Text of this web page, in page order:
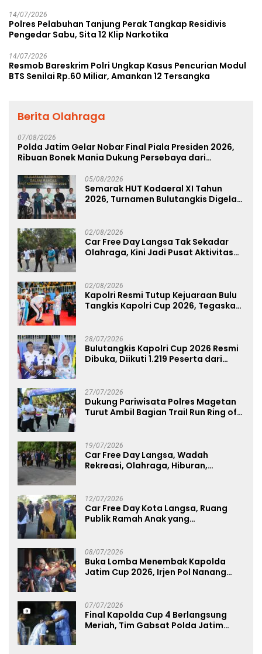
14/07/2026
Polres Pelabuhan Tanjung Perak Tangkap Residivis
Pengedar Sabu, Sita 12 Klip Narkotika
14/07/2026
Resmob Bareskrim Polri Ungkap Kasus Pencurian Modul
BTS Senilai Rp.60 Miliar, Amankan 12 Tersangka
Berita Olahraga
07/08/2026
Polda Jatim Gelar Nobar Final Piala Presiden 2026,
Ribuan Bonek Mania Dukung Persebaya dari
05/08/2026
Semarak HUT Kodaeral XI Tahun
2026, Turnamen Bulutangkis Digelar
02/08/2026
Car Free Day Langsa Tak Sekadar
Olahraga, Kini Jadi Pusat Aktivitas
02/08/2026
Kapolri Resmi Tutup Kejuaraan Bulu
Tangkis Kapolri Cup 2026, Tegaskan
28/07/2026
Bulutangkis Kapolri Cup 2026 Resmi
Dibuka, Diikuti 1.219 Peserta dari
27/07/2026
Dukung Pariwisata Polres Magetan
Turut Ambil Bagian Trail Run Ring of
19/07/2026
Car Free Day Langsa, Wadah
Rekreasi, Olahraga, Hiburan,
12/07/2026
Car Free Day Kota Langsa, Ruang
Publik Ramah Anak yang
08/07/2026
Buka Lomba Menembak Kapolda
Jatim Cup 2026, Irjen Pol Nanang
07/07/2026
Final Kapolda Cup 4 Berlangsung
Meriah, Tim Gabsat Polda Jatim